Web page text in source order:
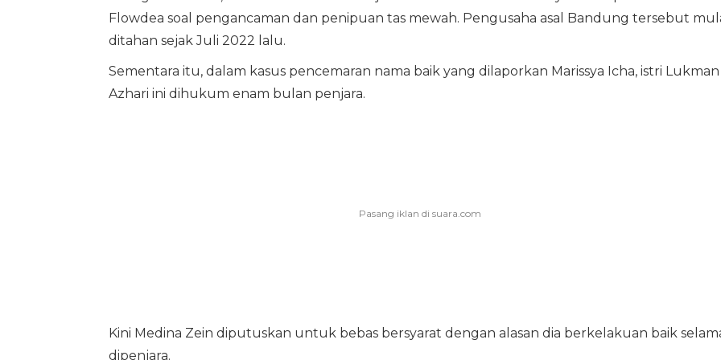
Flowdea soal pengancaman dan penipuan tas mewah. Pengusaha asal Bandung tersebut
ditahan sejak Juli 2022 lalu.
Sementara itu, dalam kasus pencemaran nama baik yang dilaporkan Marissya Icha, istri Lukman
Azhari ini dihukum enam bulan penjara.
Kini Medina Zein diputuskan untuk bebas bersyarat dengan alasan dia berkelakuan baik
dipenjara.